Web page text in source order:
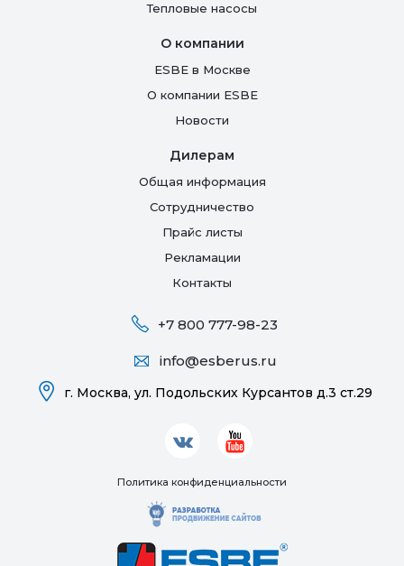
Тепловые насосы
О компании
ESBE в Москве
О компании ESBE
Новости
Дилерам
Общая информация
Сотрудничество
Прайс листы
Рекламации
Контакты
+7 800 777-98-23
info@esberus.ru
г. Москва, ул. Подольских Курсантов д.3 ст.29
Политика конфиденциальности